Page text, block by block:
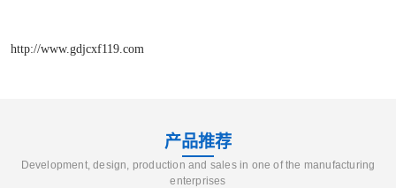
http://www.gdjcxf119.com
产品推荐
Development, design, production and sales in one of the manufacturing
enterprises